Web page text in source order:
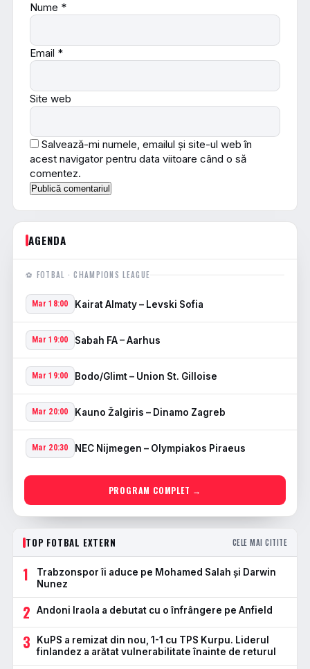
Nume *
Email *
Site web
Salvează-mi numele, emailul și site-ul web în
acest navigator pentru data viitoare când o să
comentez.
AGENDA
⚽ FOTBAL · CHAMPIONS LEAGUE
Mar 18:00 Kairat Almaty – Levski Sofia
Mar 19:00 Sabah FA – Aarhus
Mar 19:00 Bodo/Glimt – Union St. Gilloise
Mar 20:00 Kauno Žalgiris – Dinamo Zagreb
Mar 20:30 NEC Nijmegen – Olympiakos Piraeus
PROGRAM COMPLET →
TOP FOTBAL EXTERN CELE MAI CITITE
1
Trabzonspor îi aduce pe Mohamed Salah și Darwin
Nunez
2 Andoni Iraola a debutat cu o înfrângere pe Anfield
3
KuPS a remizat din nou, 1-1 cu TPS Kurpu. Liderul
finlandez a arătat vulnerabilitate înainte de returul